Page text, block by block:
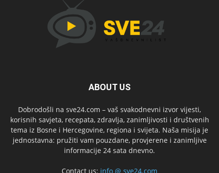
ABOUT US
Dobrodošli na sve24.com – vaš svakodnevni izvor vijesti,
korisnih savjeta, recepata, zdravlja, zanimljivosti i društvenih
tema iz Bosne i Hercegovine, regiona i svijeta. Naša misija je
jednostavna: pružiti vam pouzdane, provjerene i zanimljive
informacije 24 sata dnevno.
Contact us: info @ sve24.com